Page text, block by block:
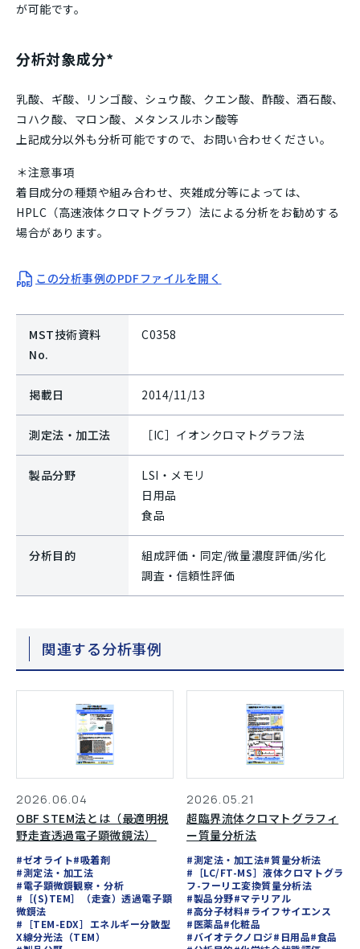
が可能です。
分析対象成分*
乳酸、ギ酸、リンゴ酸、シュウ酸、クエン酸、酢酸、酒石酸、
コハク酸、マロン酸、メタンスルホン酸等
上記成分以外も分析可能ですので、お問い合わせください。
＊注意事項
着目成分の種類や組み合わせ、夾雑成分等によっては、
HPLC（高速液体クロマトグラフ）法による分析をお勧めする
場合があります。
この分析事例のPDFファイルを開く
MST技術資料
No.
C0358
掲載日 2014/11/13
測定法・加工法 ［IC］イオンクロマトグラフ法
製品分野
LSI・メモリ
日用品
食品
分析目的
組成評価・同定/微量濃度評価/劣化
調査・信頼性評価
関連する分析事例
2026.06.04
OBF STEM法とは（最適明視
野走査透過電子顕微鏡法）
#ゼオライト#吸着剤
#測定法・加工法
#電子顕微鏡観察・分析
#［(S)TEM］（走査）透過電子顕
微鏡法
#［TEM-EDX］エネルギー分散型
X線分光法（TEM）
2026.05.21
超臨界流体クロマトグラフィ
ー質量分析法
#測定法・加工法#質量分析法
#［LC/FT-MS］液体クロマトグラ
フ-フーリエ変換質量分析法
#製品分野#マテリアル
#高分子材料#ライフサイエンス
#医薬品#化粧品
#バイオテクノロジ#日用品#食品